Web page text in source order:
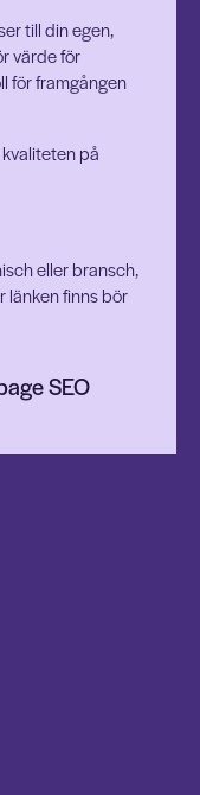
till din egen,
värde för
för framgången
på
eller bransch,
länken finns bör
SEO